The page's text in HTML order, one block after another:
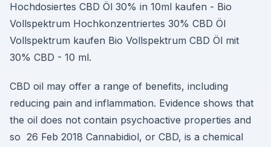
Hochdosiertes CBD Öl 30% in 10ml kaufen - Bio
Vollspektrum Hochkonzentriertes 30% CBD Öl
Vollspektrum kaufen Bio Vollspektrum CBD Öl mit
30% CBD - 10 ml.
CBD oil may offer a range of benefits, including
reducing pain and inflammation. Evidence shows that
the oil does not contain psychoactive properties and
so 26 Feb 2018 Cannabidiol, or CBD, is a chemical